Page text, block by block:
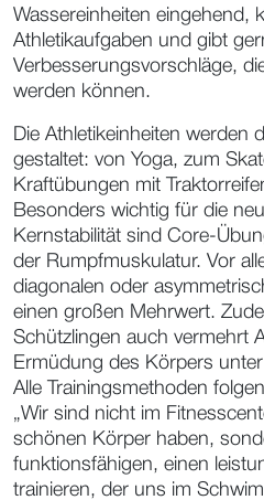
Wassereinheiten eingehend,
Athletikaufgaben und gibt
Verbesserungsvorschläge,
werden können.
Die Athletikeinheiten werden
gestaltet: von Yoga, zum
Kraftübungen mit
Besonders wichtig für die
Kernstabilität sind Core-
der Rumpfmuskulatur. Vor
diagonalen oder
einen großen Mehrwert.
Schützlingen auch vermehrt
Ermüdung des Körpers
Alle Trainingsmethoden
„Wir sind nicht im
schönen Körper haben,
funktionsfähigen, einen
trainieren, der uns im